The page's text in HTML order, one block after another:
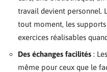
travail devient personnel.
tout moment, les
exercices réalisables
Des échanges facilités :
même pour ceux que le